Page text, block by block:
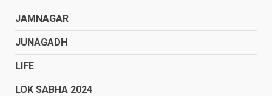
JAMNAGAR
JUNAGADH
LIFE
LOK SABHA 2024